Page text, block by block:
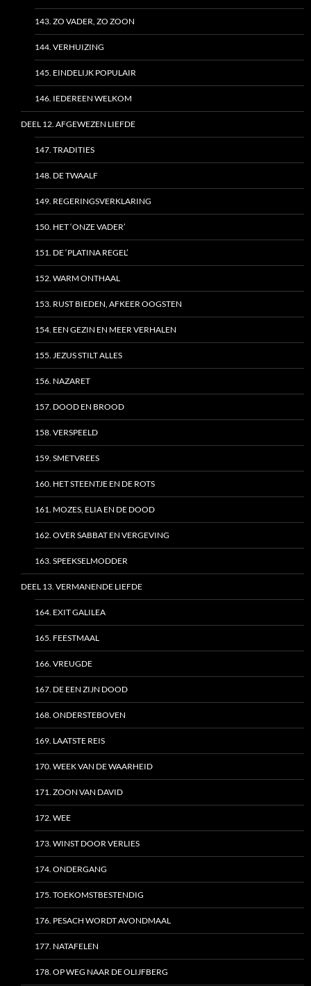
143. ZO VADER, ZO ZOON
144. VERHUIZING
145. EINDELIJK POPULAIR
146. IEDEREEN WELKOM
DEEL 12. AFGEWEZEN LIEFDE
147. TRADITIES
148. DE TWAALF
149. REGERINGSVERKLARING
150. HET ‘ONZE VADER’
151. DE ‘PLATINA REGEL’
152. WARM ONTHAAL
153. RUST BIEDEN, AFKEER OOGSTEN
154. EEN GEZIN EN MEER VERHALEN
155. JEZUS STILT ALLES
156. NAZARET
157. DOOD EN BROOD
158. VERSPEELD
159. SMETVREES
160. HET STEENTJE EN DE ROTS
161. MOZES, ELIA EN DE DOOD
162. OVER SABBAT EN VERGEVING
163. SPEEKSELMODDER
DEEL 13. VERMANENDE LIEFDE
164. EXIT GALILEA
165. FEESTMAAL
166. VREUGDE
167. DE EEN ZIJN DOOD
168. ONDERSTEBOVEN
169. LAATSTE REIS
170. WEEK VAN DE WAARHEID
171. ZOON VAN DAVID
172. WEE
173. WINST DOOR VERLIES
174. ONDERGANG
175. TOEKOMSTBESTENDIG
176. PESACH WORDT AVONDMAAL
177. NATAFELEN
178. OP WEG NAAR DE OLIJFBERG